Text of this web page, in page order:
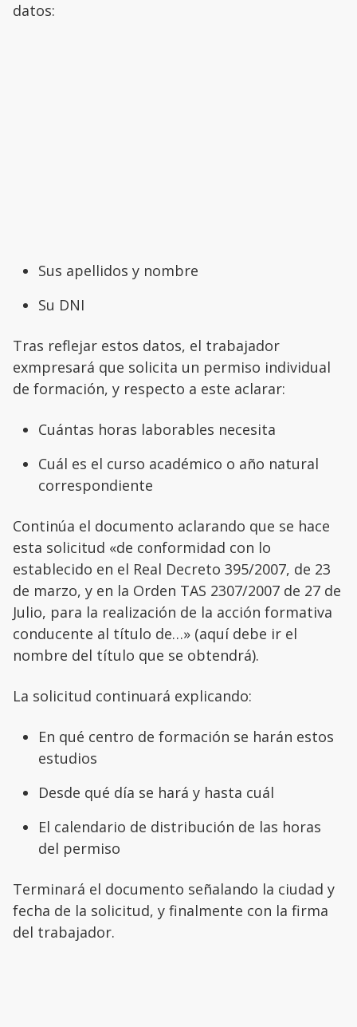
datos:
Sus apellidos y nombre
Su DNI
Tras reflejar estos datos, el trabajador
exmpresará que solicita un permiso individual
de formación, y respecto a este aclarar:
Cuántas horas laborables necesita
Cuál es el curso académico o año natural
correspondiente
Continúa el documento aclarando que se hace
esta solicitud «de conformidad con lo
establecido en el Real Decreto 395/2007, de 23
de marzo, y en la Orden TAS 2307/2007 de 27 de
Julio, para la realización de la acción formativa
conducente al título de…» (aquí debe ir el
nombre del título que se obtendrá).
La solicitud continuará explicando:
En qué centro de formación se harán estos
estudios
Desde qué día se hará y hasta cuál
El calendario de distribución de las horas
del permiso
Terminará el documento señalando la ciudad y
fecha de la solicitud, y finalmente con la firma
del trabajador.